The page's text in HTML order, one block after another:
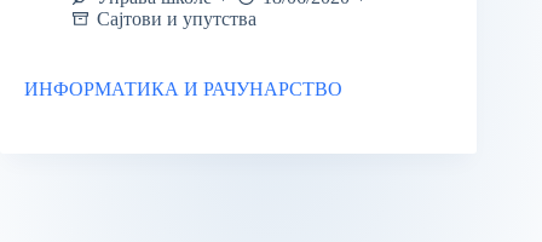
Сајтови и упутства
ИНФОРМАТИКА И РАЧУНАРСТВО